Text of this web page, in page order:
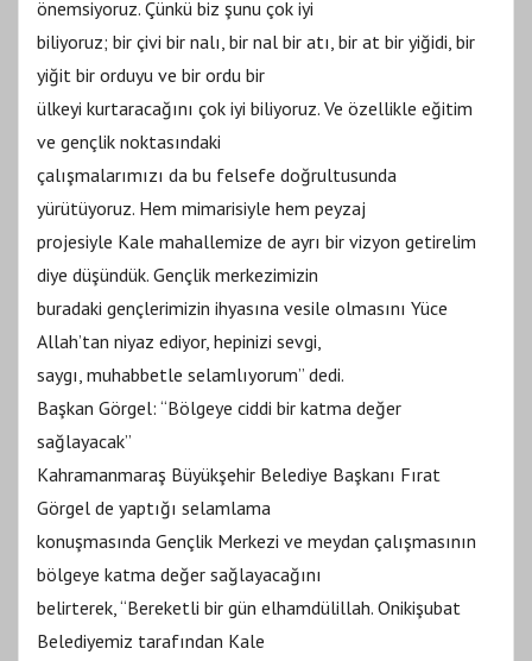
önemsiyoruz. Çünkü biz şunu çok iyi
biliyoruz; bir çivi bir nalı, bir nal bir atı, bir at bir yiğidi, bir
yiğit bir orduyu ve bir ordu bir
ülkeyi kurtaracağını çok iyi biliyoruz. Ve özellikle eğitim
ve gençlik noktasındaki
çalışmalarımızı da bu felsefe doğrultusunda
yürütüyoruz. Hem mimarisiyle hem peyzaj
projesiyle Kale mahallemize de ayrı bir vizyon getirelim
diye düşündük. Gençlik merkezimizin
buradaki gençlerimizin ihyasına vesile olmasını Yüce
Allah’tan niyaz ediyor, hepinizi sevgi,
saygı, muhabbetle selamlıyorum” dedi.
Başkan Görgel: “Bölgeye ciddi bir katma değer
sağlayacak”
Kahramanmaraş Büyükşehir Belediye Başkanı Fırat
Görgel de yaptığı selamlama
konuşmasında Gençlik Merkezi ve meydan çalışmasının
bölgeye katma değer sağlayacağını
belirterek, “Bereketli bir gün elhamdülillah. Onikişubat
Belediyemiz tarafından Kale